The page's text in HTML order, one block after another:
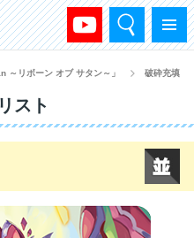
メニュー
検索
～リボーン オブ サタン～」
破砕充填
スト